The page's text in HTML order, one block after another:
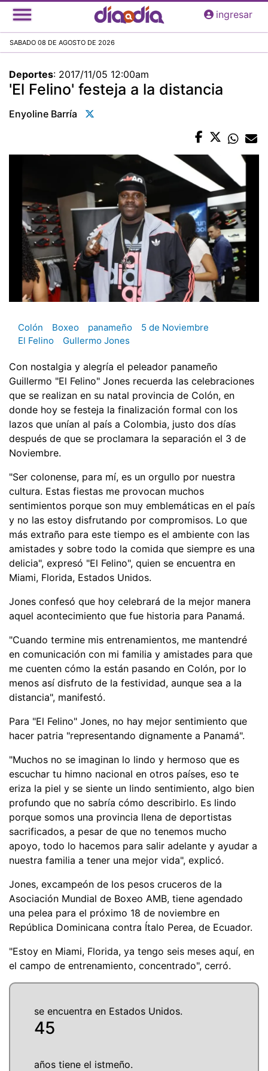
Pasar
al
principal
ingresar
SABADO 08 DE AGOSTO DE 2026
Deportes: 2017/11/05 12:00am
'El Felino' festeja a la distancia
Enyoline Barría
Colón Boxeo panameño
5 de Noviembre
El Felino
Gullermo Jones
Con nostalgia y alegría el peleador panameño
Guillermo "El Felino" Jones recuerda las celebraciones
que se realizan en su natal provincia de Colón, en
donde hoy se festeja la finalización formal con los
lazos que unían al país a Colombia, justo dos días
después de que se proclamara la separación el 3 de
Noviembre.
"Ser colonense, para mí, es un orgullo por nuestra
cultura. Estas fiestas me provocan muchos
sentimientos porque son muy emblemáticas en el país
y no las estoy disfrutando por compromisos. Lo que
más extraño para este tiempo es el ambiente con las
amistades y sobre todo la comida que siempre es una
delicia", expresó "El Felino", quien se encuentra en
Miami, Florida, Estados Unidos.
Jones confesó que hoy celebrará de la mejor manera
aquel acontecimiento que fue historia para Panamá.
"Cuando termine mis entrenamientos, me mantendré
en comunicación con mi familia y amistades para que
me cuenten cómo la están pasando en Colón, por lo
menos así disfruto de la festividad, aunque sea a la
distancia", manifestó.
Para "El Felino" Jones, no hay mejor sentimiento que
hacer patria "representando dignamente a Panamá".
"Muchos no se imaginan lo lindo y hermoso que es
escuchar tu himno nacional en otros países, eso te
eriza la piel y se siente un lindo sentimiento, algo bien
profundo que no sabría cómo describirlo. Es lindo
porque somos una provincia llena de deportistas
sacrificados, a pesar de que no tenemos mucho
apoyo, todo lo hacemos para salir adelante y ayudar a
nuestra familia a tener una mejor vida", explicó.
Jones, excampeón de los pesos cruceros de la
Asociación Mundial de Boxeo AMB, tiene agendado
una pelea para el próximo 18 de noviembre en
República Dominicana contra Ítalo Perea, de Ecuador.
"Estoy en Miami, Florida, ya tengo seis meses aquí, en
el campo de entrenamiento, concentrado", cerró.
se encuentra en Estados Unidos.
45
años tiene el istmeño.